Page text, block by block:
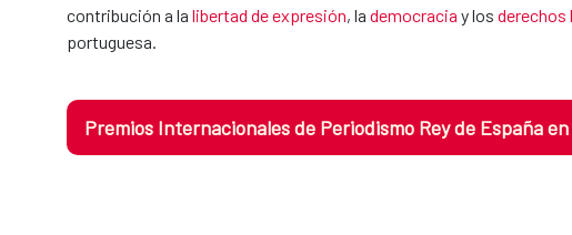
contribución a la libertad de expresión, la democracia y los derechos
portuguesa.
Premios Internacionales de Periodismo Rey de España